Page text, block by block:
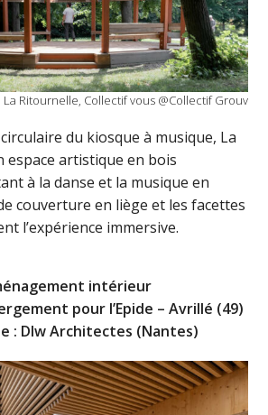
La Ritournelle, Collectif vous @Collectif Grouv
du kiosque à musique, La
espace artistique en bois
à la danse et la musique en
couverture en liège et les facettes
l’expérience immersive.
intérieur
pour l’Epide – Avrillé (49)
: Dlw Architectes (Nantes)